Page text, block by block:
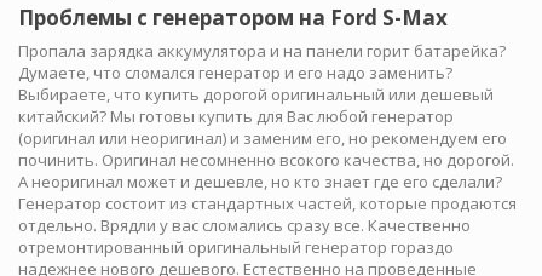
Проблемы с генератором на Ford S-Max
Пропала зарядка аккумулятора и на панели горит батарейка?
Думаете, что сломался генератор и его надо заменить?
Выбираете, что купить дорогой оригинальный или дешевый
китайский? Мы готовы купить для Вас любой генератор
(оригинал или неоригинал) и заменим его, но рекомендуем его
починить. Оригинал несомненно всокого качества, но дорогой.
А неоригинал может и дешевле, но кто знает где его сделали?
Генератор состоит из стандартных частей, которые продаются
отдельно. Врядли у вас сломались сразу все. Качественно
отремонтированный оригинальный генератор гораздо
надежнее нового дешевого. Естественно на проведенные